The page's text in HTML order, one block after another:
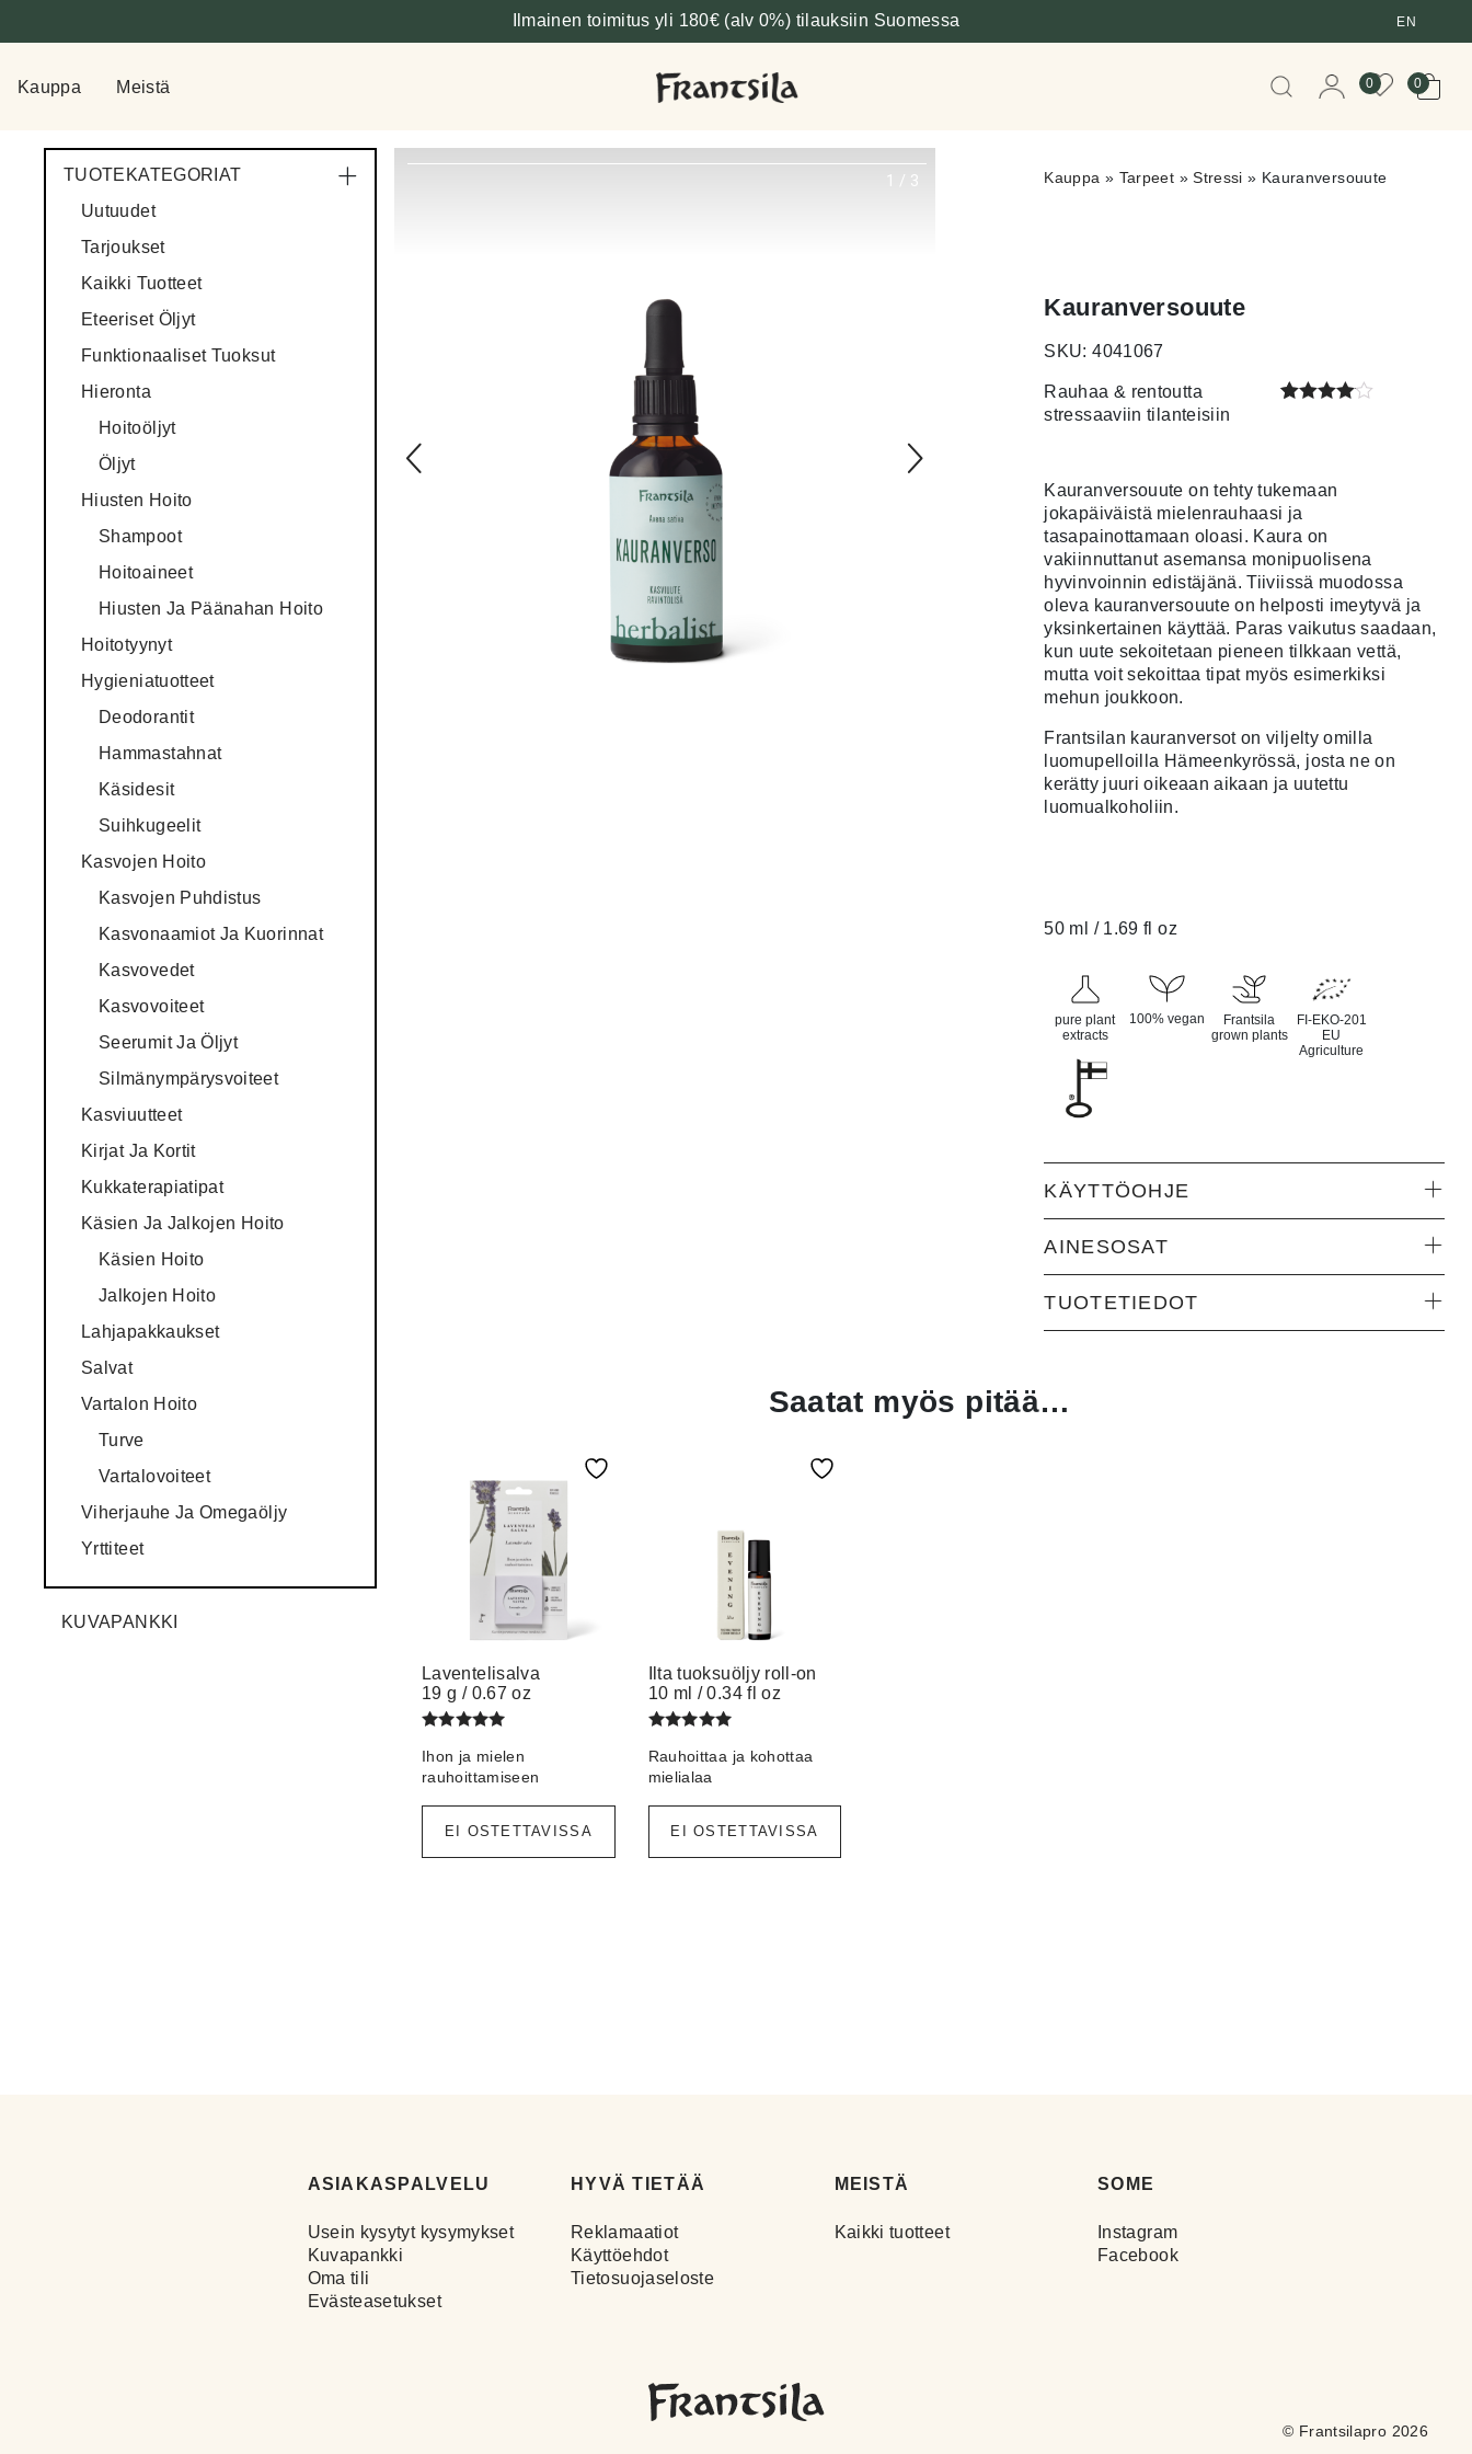
Ilmainen toimitus yli 180€ (alv 0%) tilauksiin Suomessa EN
Kauppa Meistä When autocomplete
0 0
TUOTEKATEGORIAT
Uutuudet
Tarjoukset
Kaikki Tuotteet
Eteeriset Öljyt
Funktionaaliset Tuoksut
Hieronta
Hoitoöljyt
Öljyt
Hiusten Hoito
Shampoot
Hoitoaineet
Hiusten Ja Päänahan Hoito
Hoitotyynyt
Hygieniatuotteet
Deodorantit
Hammastahnat
Käsidesit
Suihkugeelit
Kasvojen Hoito
Kasvojen Puhdistus
Kasvonaamiot Ja Kuorinnat
Kasvovedet
Kasvovoiteet
Seerumit Ja Öljyt
Silmänympärysvoiteet
Kasviuutteet
Kirjat Ja Kortit
Kukkaterapiatipat
Käsien Ja Jalkojen Hoito
Käsien Hoito
Jalkojen Hoito
Lahjapakkaukset
Salvat
Vartalon Hoito
Turve
Vartalovoiteet
Viherjauhe Ja Omegaöljy
Yrttiteet
KUVAPANKKI
1 / 3 Kauppa » Tarpeet »Stressi » Kauranversouute
Kauranversouute
SKU: 4041067
Rauhaa & rentoutta
stressaaviin tilanteisiin
perustuen
asiakkaan
arvotukseen.
Kauranversouute on tehty tukemaan
jokapäiväistä mielenrauhaasi ja
tasapainottamaan oloasi. Kaura on
vakiinnuttanut asemansa monipuolisena
hyvinvoinnin edistäjänä. Tiiviissä muodossa
oleva kauranversouute on helposti imeytyvä ja
yksinkertainen käyttää. Paras vaikutus saadaan,
kun uute sekoitetaan pieneen tilkkaan vettä,
mutta voit sekoittaa tipat myös esimerkiksi
mehun joukkoon.
Frantsilan kauranversot on viljelty omilla
luomupelloilla Hämeenkyrössä, josta ne on
kerätty juuri oikeaan aikaan ja uutettu
luomualkoholiin.
50 ml / 1.69 fl oz
pure plant
extracts
100% vegan
Frantsila
grown plants
FI-EKO-201
EU
Agriculture
KÄYTTÖOHJE
AINESOSAT
TUOTETIEDOT
Saatat myös pitää…
Laventelisalva
19 g / 0.67 oz
tuotteesta:
5.00/ 5
Ihon ja mielen
rauhoittamiseen
EI OSTETTAVISSA
Ilta tuoksuöljy roll-on
10 ml / 0.34 fl oz
tuotteesta:
5.00/ 5
Rauhoittaa ja kohottaa
mielialaa
EI OSTETTAVISSA
ASIAKASPALVELU
Usein kysytyt kysymykset
Kuvapankki
Oma tili
Evästeasetukset
HYVÄ TIETÄÄ
Reklamaatiot
Käyttöehdot
Tietosuojaseloste
MEISTÄ
Kaikki tuotteet
SOME
Instagram
Facebook
© Frantsilapro 2026